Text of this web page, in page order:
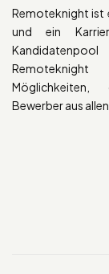
Remoteknight ist
und ein
Bewerber aus